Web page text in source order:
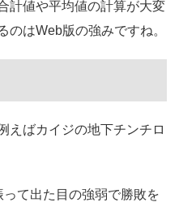
計値や平均値の計算が大変
のはWeb版の強みですね。
えばカイジの地下チンチロ
て出た目の強弱で勝敗を